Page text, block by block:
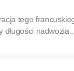
tego